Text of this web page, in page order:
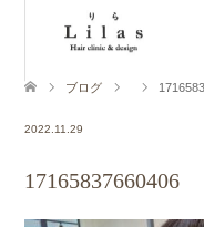
ブログ
2022.11.29
17165837660406